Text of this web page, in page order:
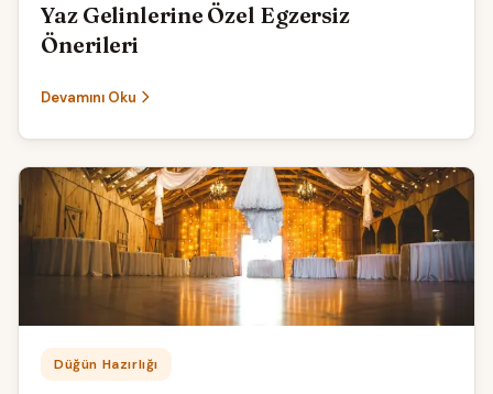
Yaz Gelinlerine Özel Egzersiz
Önerileri
Devamını Oku
Kategori:
Düğün Hazırlığı